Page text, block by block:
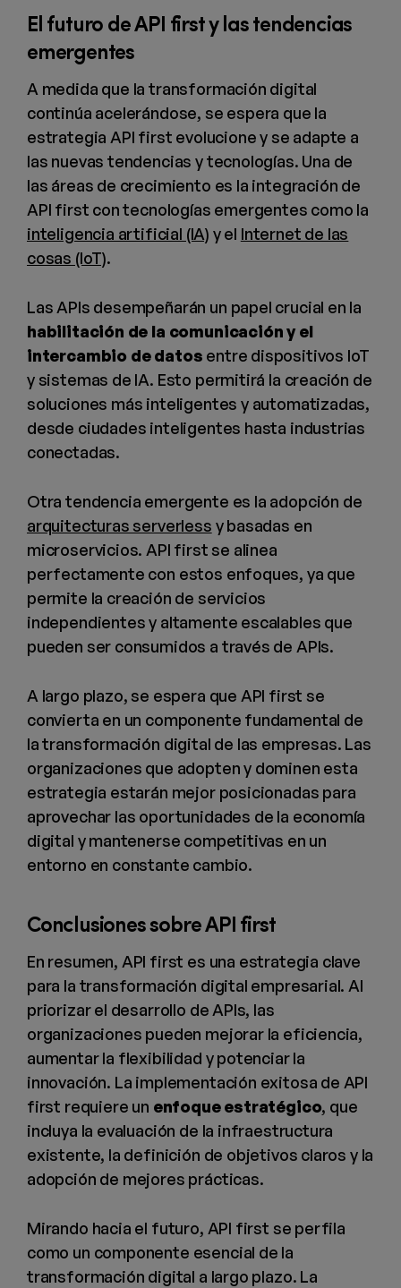
El futuro de API first y las tendencias
emergentes
A medida que la transformación digital
continúa acelerándose, se espera que la
estrategia API first evolucione y se adapte a
las nuevas tendencias y tecnologías. Una de
las áreas de crecimiento es la integración de
API first con tecnologías emergentes como la
inteligencia artificial (IA) y el Internet de las
cosas (IoT).
Las APIs desempeñarán un papel crucial en la
habilitación de la comunicación y el
intercambio de datos entre dispositivos IoT
y sistemas de IA. Esto permitirá la creación de
soluciones más inteligentes y automatizadas,
desde ciudades inteligentes hasta industrias
conectadas.
Otra tendencia emergente es la adopción de
arquitecturas serverless y basadas en
microservicios. API first se alinea
perfectamente con estos enfoques, ya que
permite la creación de servicios
independientes y altamente escalables que
pueden ser consumidos a través de APIs.
A largo plazo, se espera que API first se
convierta en un componente fundamental de
la transformación digital de las empresas. Las
organizaciones que adopten y dominen esta
estrategia estarán mejor posicionadas para
aprovechar las oportunidades de la economía
digital y mantenerse competitivas en un
entorno en constante cambio.
Conclusiones sobre API first
En resumen, API first es una estrategia clave
para la transformación digital empresarial. Al
priorizar el desarrollo de APIs, las
organizaciones pueden mejorar la eficiencia,
aumentar la flexibilidad y potenciar la
innovación. La implementación exitosa de API
first requiere un enfoque estratégico, que
incluya la evaluación de la infraestructura
existente, la definición de objetivos claros y la
adopción de mejores prácticas.
Mirando hacia el futuro, API first se perfila
como un componente esencial de la
transformación digital a largo plazo. La